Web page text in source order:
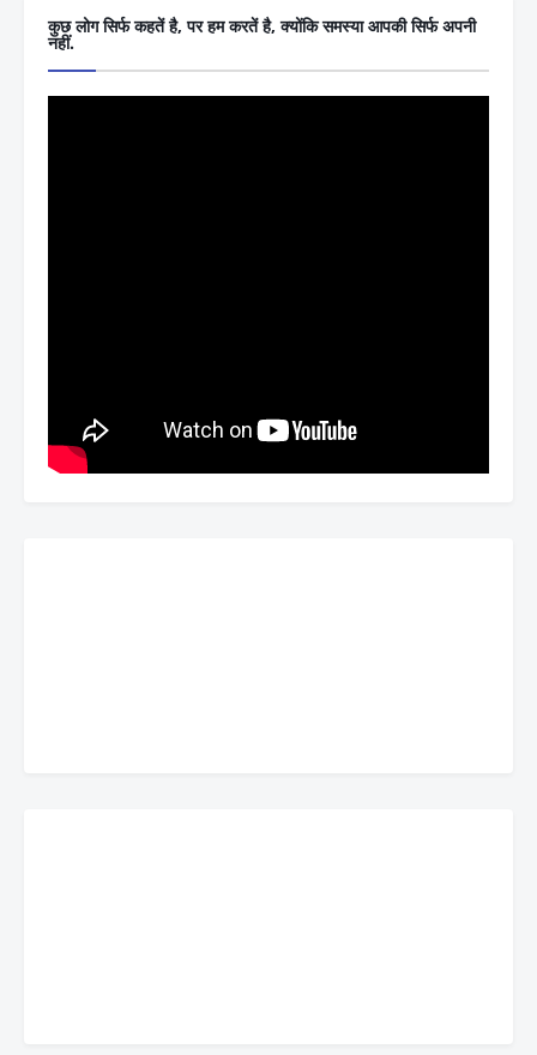
कुछ लोग सिर्फ कहतें है, पर हम करतें है, क्योंकि समस्या आपकी सिर्फ अपनी
नहीं.